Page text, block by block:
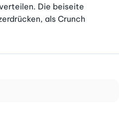
Die beiseite
als Crunch